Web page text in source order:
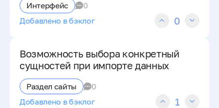
Интерфейс
0
Добавлено в бэклог
0
Возможность выбора конкретный
сущностей при импорте данных
Раздел сайты
0
Добавлено в бэклог
1